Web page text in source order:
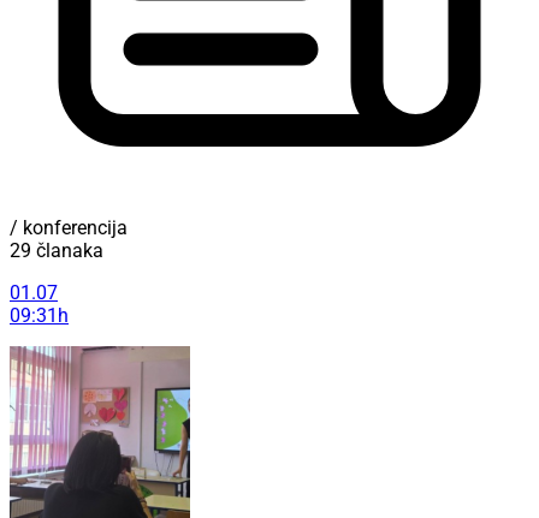
/ konferencija
29 članaka
01.07
09:31h